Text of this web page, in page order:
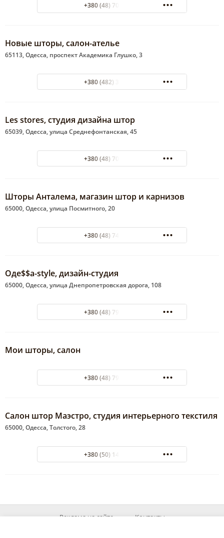
+380 (48) 701-42-25
Новые шторы, салон-ателье
65113, Одесса, проспект Академика Глушко, 3
+380 (482) 35-96-51
Les stores, студия дизайна штор
65039, Одесса, улица Среднефонтанская, 45
+380 (48) 703-06-64
Шторы Анталема, магазин штор и карнизов
65000, Одесса, улица Посмитного, 20
+380 (48) 746-57-65
Оде$$а-style, дизайн-студия
65000, Одесса, улица Днепропетровская дорога, 108
+380 (48) 794-84-42
Мои шторы, салон
+380 (48) 798-20-74
Салон штор Маэстро, студия интерьерного текстиля
65000, Одесса, Толстого, 28
+380 (50) 141-80-37
Реклама на сайте Контакты